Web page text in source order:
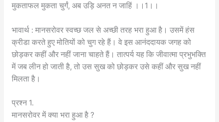
मुकताफल मुकता चुर्गं, अब उड़ि अनत न जाहिं ।।1।।
भावार्थ : मानसरोवर स्वच्छ जल से अच्छी तरह भरा हुआ है। उसमें हंस
क्रीडा करते हुए मोतियों को चुग रहे हैं। वे इस आनंददायक जगह को
छोड़कर कहीं और नहीं जाना चाहते हैं। तात्पर्य यह कि जीवात्मा प्रभुभक्ति
में जब लीन हो जाती है, तो उस सुख को छोड़कर उसे कहीं और सुख नहीं
मिलता है।
प्रश्न 1.
मानसरोवर में क्या भरा हुआ है ?